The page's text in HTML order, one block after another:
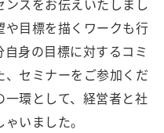
目標を描くワークも行
身の目標に対するコミ
、セミナーをご参加くだ
環として、経営者と社
いました。